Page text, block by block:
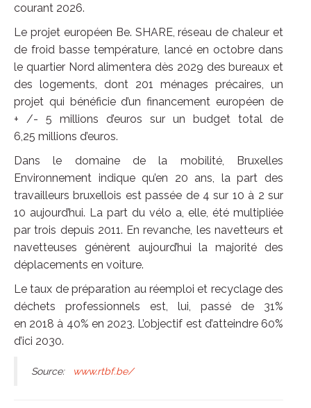
courant 2026.
Le projet européen Be. SHARE, réseau de chaleur et
de froid basse température, lancé en octobre dans
le quartier Nord alimentera dès 2029 des bureaux et
des logements, dont 201 ménages précaires, un
projet qui bénéficie d’un financement européen de
+ /- 5 millions d’euros sur un budget total de
6,25 millions d’euros.
Dans le domaine de la mobilité, Bruxelles
Environnement indique qu’en 20 ans, la part des
travailleurs bruxellois est passée de 4 sur 10 à 2 sur
10 aujourd’hui. La part du vélo a, elle, été multipliée
par trois depuis 2011. En revanche, les navetteurs et
navetteuses génèrent aujourd’hui la majorité des
déplacements en voiture.
Le taux de préparation au réemploi et recyclage des
déchets professionnels est, lui, passé de 31%
en 2018 à 40% en 2023. L’objectif est d’atteindre 60%
d’ici 2030.
Source: www.rtbf.be/